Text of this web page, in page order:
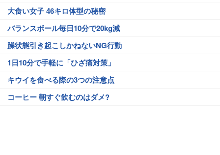
大食い女子 46キロ体型の秘密
バランスボール毎日10分で20kg減
躁状態引き起こしかねないNG行動
1日10分で手軽に「ひざ痛対策」
キウイを食べる際の3つの注意点
コーヒー 朝すぐ飲むのはダメ?